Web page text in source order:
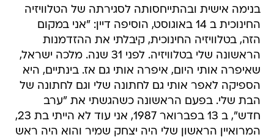
בנימה אישית ובהתייחסותה לסגירתה של הטלוויזיה
החינוכית ב 14 באוגוסט, הוסיפה דיין: "אני במקום
הזה, בטלוויזיה החינוכית, קיבלתי את ההזדמנות
הראשונה שלי בטלוויזיה. לפני 31 שנה. מלכה ישראל,
שאיפרה אותי היום, איפרה אותי גם אז. בינתיים, היא
הספיקה לאפר אותי גם לחתונה שלי וגם לחתונה של
הבת שלי. בפעם הראשונה כשהגשתי את "ערב
חדש", ב 13 בפברואר 1987, אני עוד לא הייתי בת 23,
המרואיין הראשון שלי היה יצחק שמיר והוא היה ראש